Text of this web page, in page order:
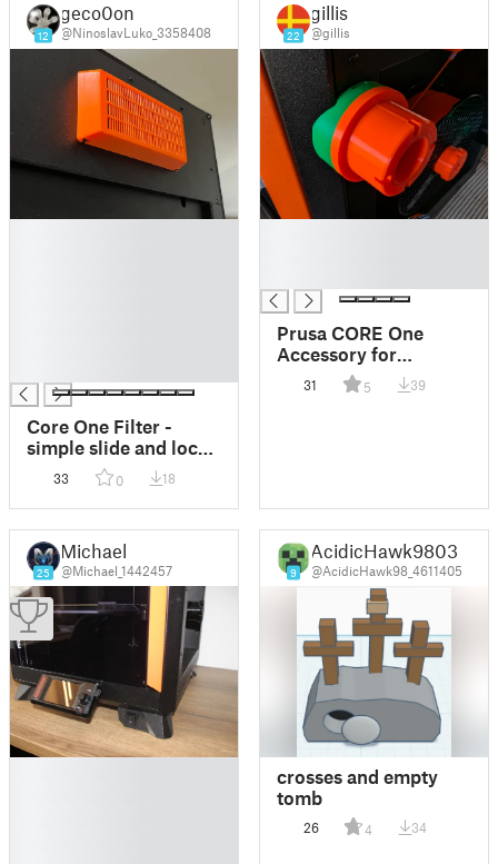
12
geco0on
@NinoslavLuko_3358408
Core One Filter -
simple slide and lock:
Hepa/Activated
Charcoal
33 0 18
22
gillis
@gillis
Prusa CORE One
Accessory for
Filament Holder
31 5 39
25
Michael
@Michael_1442457 9
AcidicHawk9803
@AcidicHawk98_4611405
crosses and empty
tomb
26 4 34